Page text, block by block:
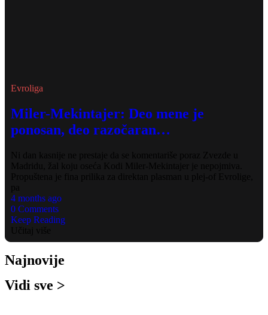
Evroliga
Miler-Mekintajer: Deo mene je
ponosan, deo razočaran…
4 months ago
0 Comments
Keep Reading
Najnovije
Vidi sve >